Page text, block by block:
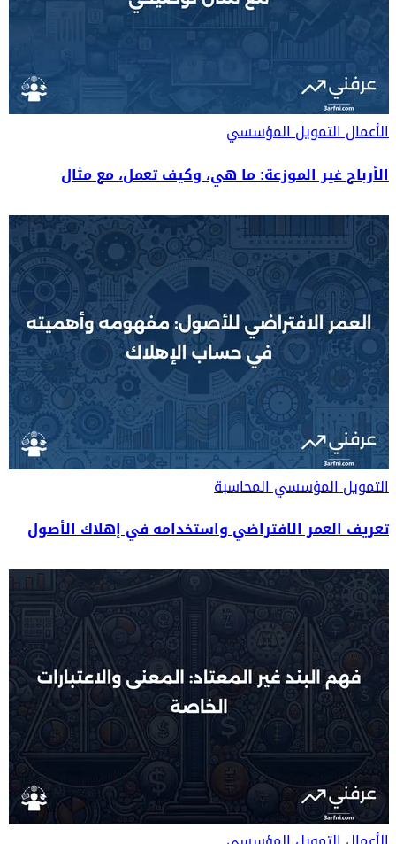
الأعمالالتمويل المؤسسي
الأرباح غير الموزعة: ما هي، وكيف تعمل، مع مثال
التمويل المؤسسيالمحاسبة
تعريف العمر الافتراضي واستخدامه في إهلاك الأصول